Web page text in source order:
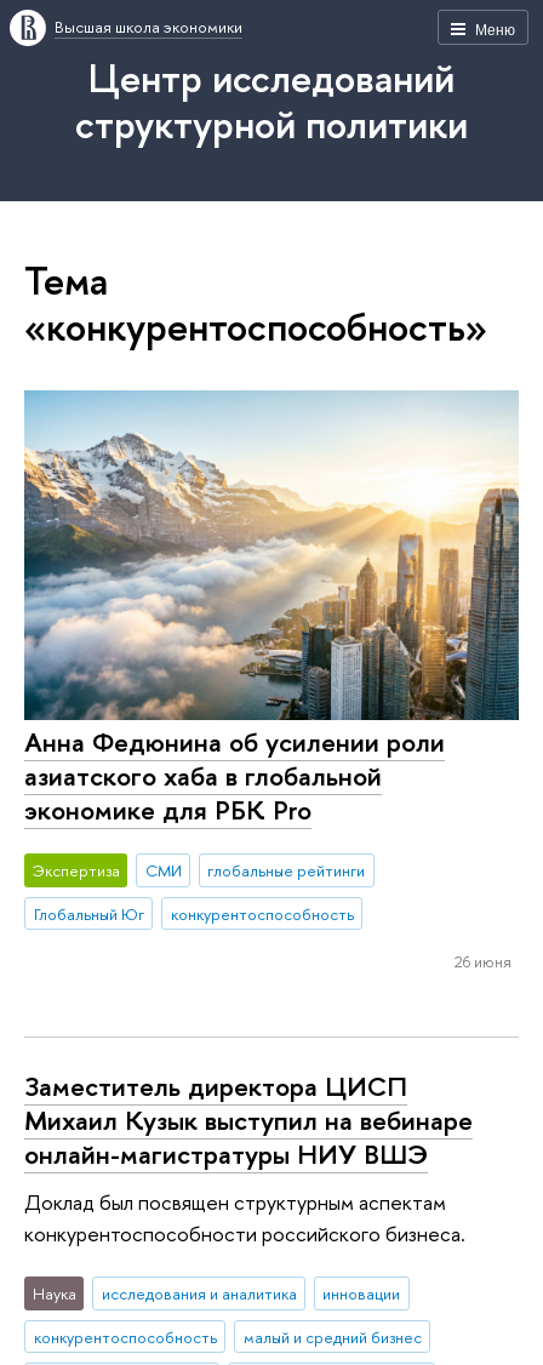
Меню
Высшая школа экономики
Центр исследований
структурной политики
Тема
«конкурентоспособность»
Анна Федюнина об усилении роли
азиатского хаба в глобальной
экономике для РБК Pro
Экспертиза СМИ
глобальные рейтинги
Глобальный Юг
конкурентоспособность
26 июня
Заместитель директора ЦИСП
Михаил Кузык выступил на вебинаре
онлайн-магистратуры НИУ ВШЭ
Доклад был посвящен структурным аспектам
конкурентоспособности российского бизнеса.
Наука исследования и аналитика
инновации
конкурентоспособность
малый и средний бизнес